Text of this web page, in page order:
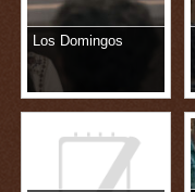
Los Domingos